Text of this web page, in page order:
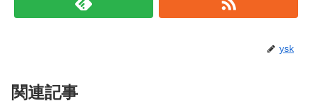
ysk
関連記事